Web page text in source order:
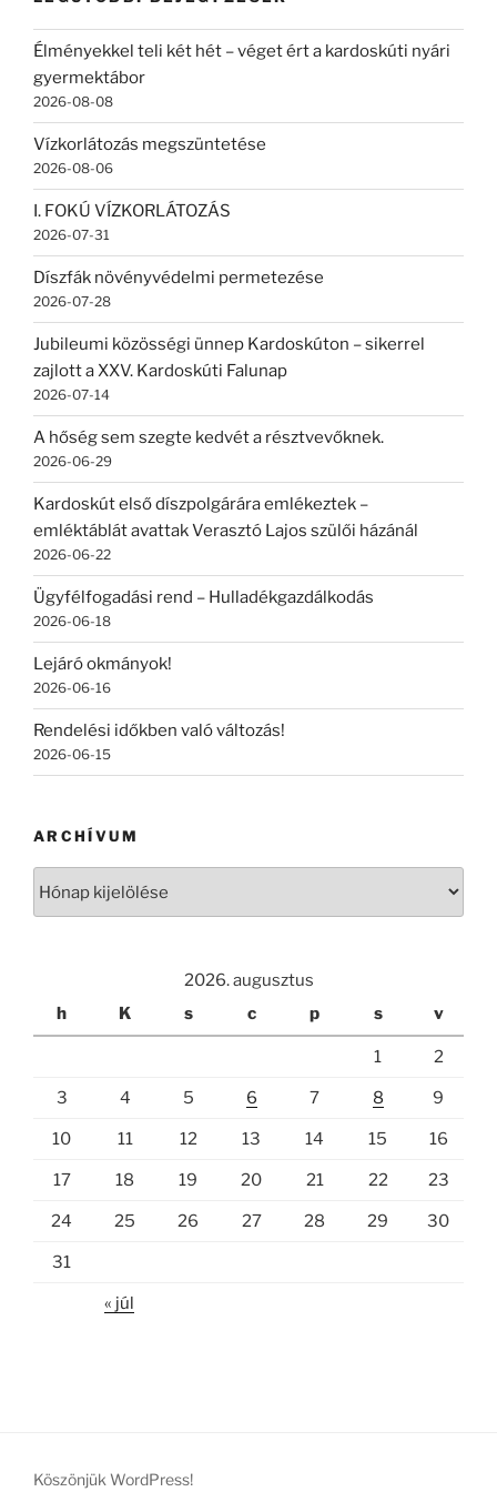
Élményekkel teli két hét – véget ért a kardoskúti nyári
gyermektábor
2026-08-08
Vízkorlátozás megszüntetése
2026-08-06
I. FOKÚ VÍZKORLÁTOZÁS
2026-07-31
Díszfák növényvédelmi permetezése
2026-07-28
Jubileumi közösségi ünnep Kardoskúton – sikerrel
zajlott a XXV. Kardoskúti Falunap
2026-07-14
A hőség sem szegte kedvét a résztvevőknek.
2026-06-29
Kardoskút első díszpolgárára emlékeztek –
emléktáblát avattak Verasztó Lajos szülői házánál
2026-06-22
Ügyfélfogadási rend – Hulladékgazdálkodás
2026-06-18
Lejáró okmányok!
2026-06-16
Rendelési időkben való változás!
2026-06-15
ARCHÍVUM
2026. augusztus
h
K s c p s v
1 2
3 4 5 6 7 8 9
10 11 12 13 14 15 16
17 18 19 20 21 22 23
24 25 26 27 28 29 30
31
« júl
Köszönjük WordPress!